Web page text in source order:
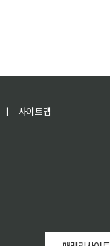
ㅣ
사이트맵